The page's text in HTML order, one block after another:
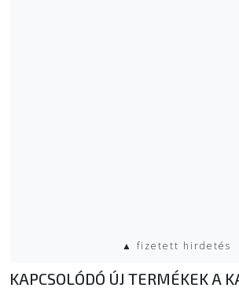
▲ fizetett hirdetés
KAPCSOLÓDÓ ÚJ TERMÉKEK A